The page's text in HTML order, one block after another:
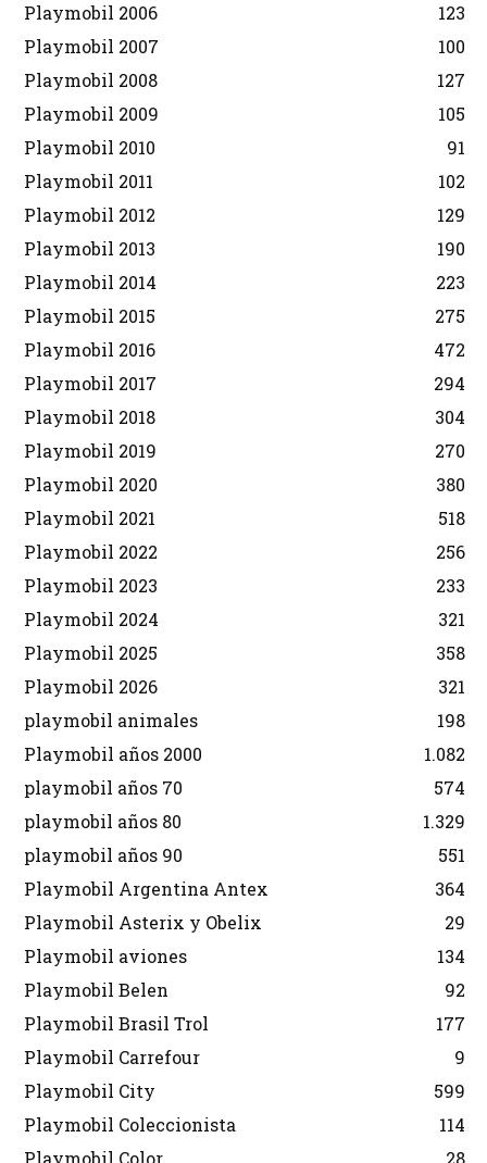
Playmobil 2006
123
Playmobil 2007
100
Playmobil 2008
127
Playmobil 2009
105
Playmobil 2010
91
Playmobil 2011
102
Playmobil 2012
129
Playmobil 2013
190
Playmobil 2014
223
Playmobil 2015
275
Playmobil 2016
472
Playmobil 2017
294
Playmobil 2018
304
Playmobil 2019
270
Playmobil 2020
380
Playmobil 2021
518
Playmobil 2022
256
Playmobil 2023
233
Playmobil 2024
321
Playmobil 2025
358
Playmobil 2026
321
playmobil animales
198
Playmobil años 2000
1.082
playmobil años 70
574
playmobil años 80
1.329
playmobil años 90
551
Playmobil Argentina Antex
364
Playmobil Asterix y Obelix
29
Playmobil aviones
134
Playmobil Belen
92
Playmobil Brasil Trol
177
Playmobil Carrefour
9
Playmobil City
599
Playmobil Coleccionista
114
Playmobil Color
28